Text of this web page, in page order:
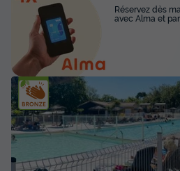
Réservez dès
avec Alma et